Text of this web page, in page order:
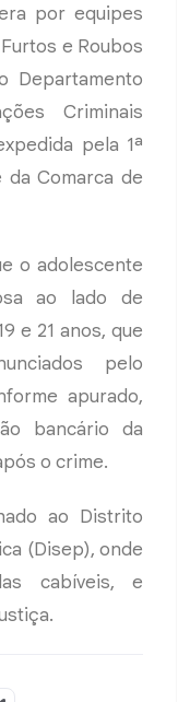
por equipes
e Roubos
Departamento
Criminais
pela 1ª
da Comarca de
o adolescente
ao lado de
e 21 anos, que
pelo
apurado,
bancário da
o crime.
ao Distrito
(Disep), onde
cabíveis, e